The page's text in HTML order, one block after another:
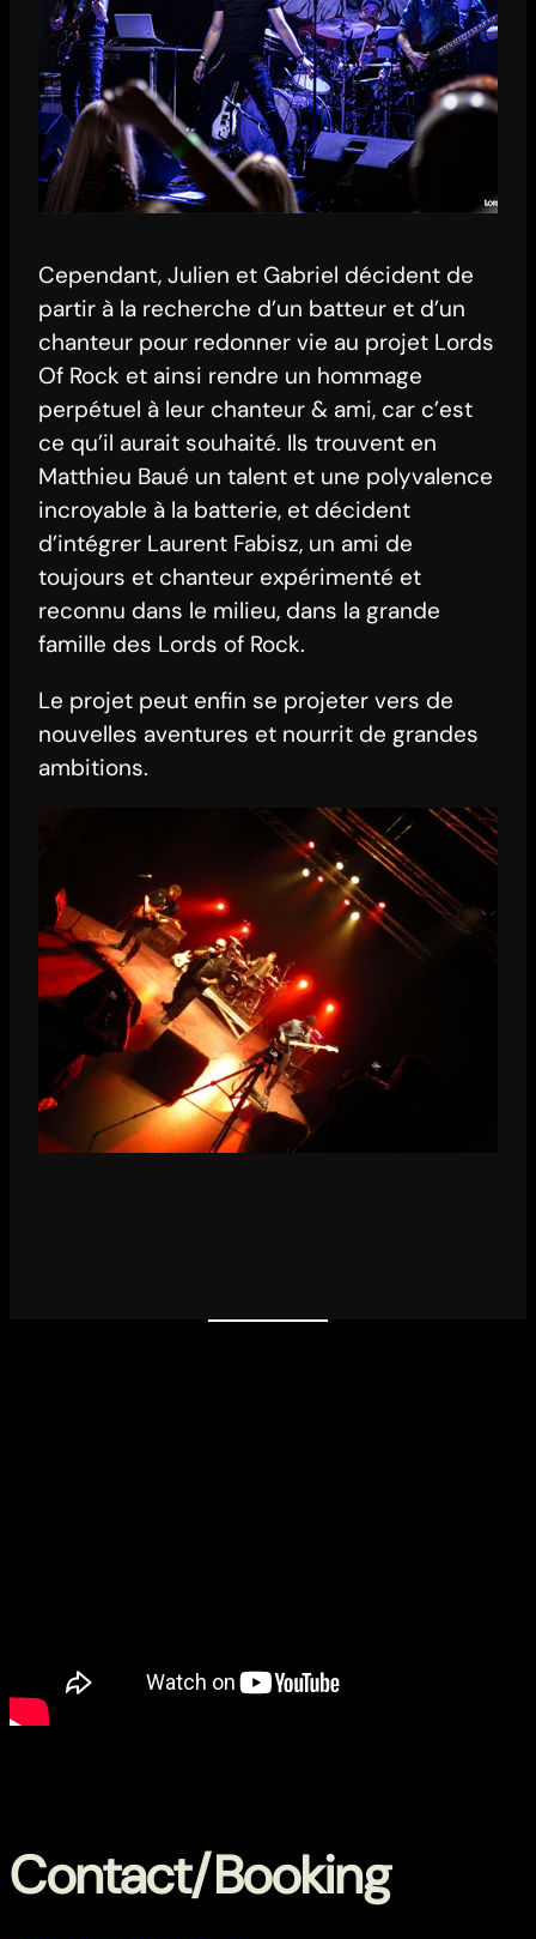
Cependant, Julien et Gabriel décident de
partir à la recherche d’un batteur et d’un
chanteur pour redonner vie au projet Lords
Of Rock et ainsi rendre un hommage
perpétuel à leur chanteur & ami, car c’est
ce qu’il aurait souhaité. Ils trouvent en
Matthieu Baué un talent et une polyvalence
incroyable à la batterie, et décident
d’intégrer Laurent Fabisz, un ami de
toujours et chanteur expérimenté et
reconnu dans le milieu, dans la grande
famille des Lords of Rock.
Le projet peut enfin se projeter vers de
nouvelles aventures et nourrit de grandes
ambitions.
Contact/Booking